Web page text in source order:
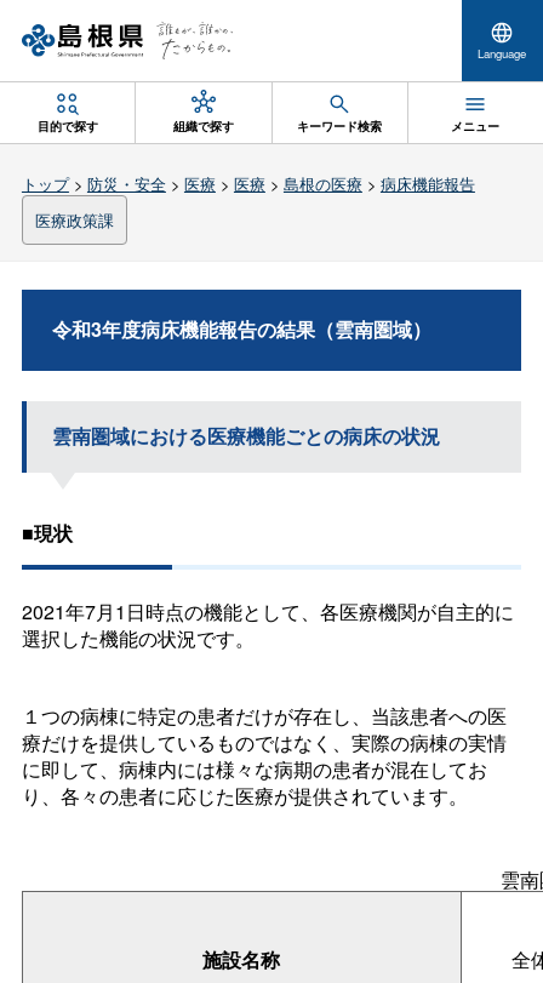
Language
目的で探す 組織で探す キーワード検索 メニュー
トップ> 防災・安全> 医療 > 医療 > 島根の医療 > 病床機能報告
医療政策課
令和3年度病床機能報告の結果（雲南圏域）
雲南圏域における医療機能ごとの病床の状況
■現状
2021年7月1日時点の機能として、各医療機関が自主的に
選択した機能の状況です。
１つの病棟に特定の患者だけが存在し、当該患者への医
療だけを提供しているものではなく、実際の病棟の実情
に即して、病棟内には様々な病期の患者が混在してお
り、各々の患者に応じた医療が提供されています。
雲
施設名称 全